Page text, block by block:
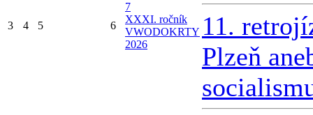
3 4 5 6
7
XXXI. ročník
VWODOKRTY
2026
11.
Plzeň